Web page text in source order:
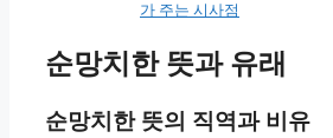
가 주는 시사점
순망치한 뜻과 유래
순망치한 뜻의 직역과 비유